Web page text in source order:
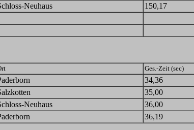
Neuhaus
150,17
Ges.-Zeit (sec)
34,36
35,00
Neuhaus
36,00
36,19